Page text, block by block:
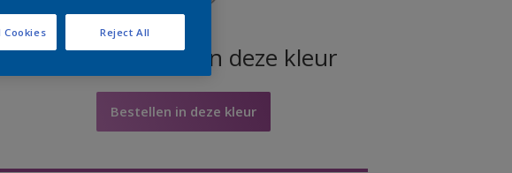
Zoek producten in deze kleur
Bestellen in deze kleur
Reject All
Cookies